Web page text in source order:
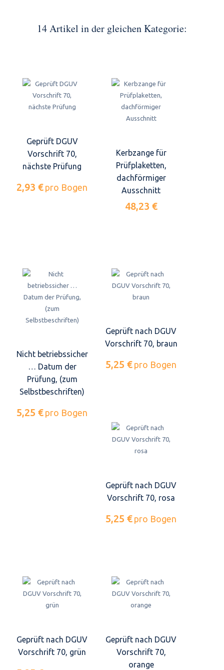
14 Artikel in der gleichen Kategorie:
Geprüft DGUV
Vorschrift 70,
nächste Prüfung
2,93 € pro Bogen
Kerbzange für
Prüfplaketten,
dachförmiger
Ausschnitt
48,23 €
Nicht betriebssicher
… Datum der
Prüfung, (zum
Selbstbeschriften)
5,25 € pro Bogen
Geprüft nach DGUV
Vorschrift 70, braun
5,25 € pro Bogen
Geprüft nach DGUV
Vorschrift 70, rosa
5,25 € pro Bogen
Geprüft nach DGUV
Vorschrift 70, grün
Geprüft nach DGUV
Vorschrift 70,
orange